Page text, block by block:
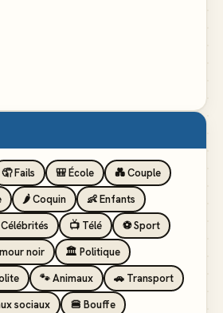
🤦 Fails 🎒 École
💑 Couple
🌶️ Coquin
👶 Enfants
Célébrités 📺 Télé
⚽ Sport
noir
🏛️ Politique
🐾 Animaux
🚗 Transport
sociaux
🍔 Bouffe